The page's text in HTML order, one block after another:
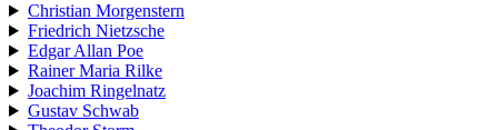
Christian Morgenstern
Friedrich Nietzsche
Edgar Allan Poe
Rainer Maria Rilke
Joachim Ringelnatz
Gustav Schwab